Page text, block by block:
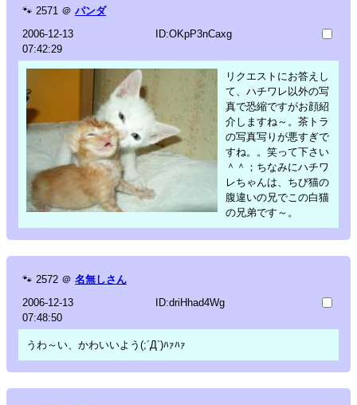
🐾 2571 ＠ パンダ
2006-12-13
07:42:29
ID:OKpP3nCaxg
リクエストにお答えし
て、ハチワレ以外の写
真で恐縮ですがお顔紹
介しますね～。茶トラ
の写真写りが悪すぎで
すね。。笑って下さい
＾＾；ちなみにハチワ
レちゃんは、ちび猫の
腹違いの兄でこの白猫
の兄弟です～。
🐾 2572 ＠ 名無しさん
2006-12-13
07:48:50
ID:driHhad4Wg
うわ～い、かわいいよう(;´Д`)ﾊｧﾊｧ